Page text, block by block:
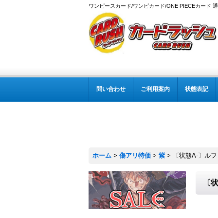
ワンピースカード/ワンピカード/ONE PIECEカード
問い合わせ ご利用案内 状態表記
ホーム > 傷アリ特価 > 紫 > 〔状態A-〕ル
〔